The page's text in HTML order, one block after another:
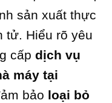
sản xuất thực
tử. Hiểu rõ yêu
cấp dịch vụ
máy tại
bảo loại bỏ